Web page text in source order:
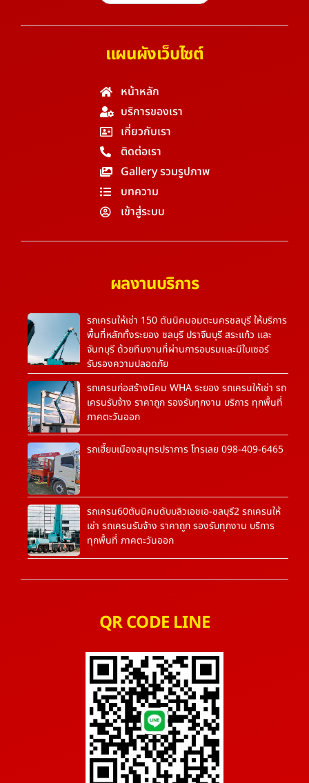
แผนผังเว็บไซต์
หน้าหลัก
บริการของเรา
เกี่ยวกับเรา
ติดต่อเรา
Gallery รวมรูปภาพ
บทความ
เข้าสู่ระบบ
ผลงานบริการ
รถเครนให้เช่า 150 ตันนิคมอมตะนครชลบุรี ให้บริการ
พื้นที่หลักทั้งระยอง ชลบุรี ปราจีนบุรี สระแก้ว และ
จันทบุรี ด้วยทีมงานที่ผ่านการอบรมและมีใบเซอร์
รับรองความปลอดภัย
รถเครนก่อสร้างนิคม WHA ระยอง รถเครนให้เช่า รถ
เครนรับจ้าง ราคาถูก รองรับทุกงาน บริการ ทุกพื้นที่
ภาคตะวันออก
รถเฮี๊ยบเมืองสมุทรปราการ โทรเลย 098-409-6465
รถเครน60ตันนิคมดับบลิวเอชเอ-ชลบุรี2 รถเครนให้
เช่า รถเครนรับจ้าง ราคาถูก รองรับทุกงาน บริการ
ทุกพื้นที่ ภาคตะวันออก
QR CODE LINE